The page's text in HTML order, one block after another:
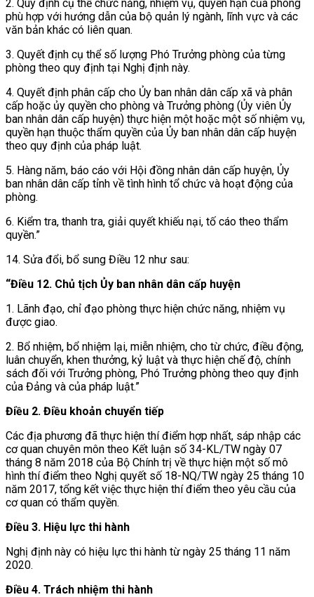
2. Quy định cụ thể chức năng, nhiệm vụ, quyền hạn của phòng
phù hợp với hướng dẫn của bộ quản lý ngành, lĩnh vực và các
văn bản khác có liên quan.
3. Quyết định cụ thể số lượng Phó Trưởng phòng của từng
phòng theo quy định tại Nghị định này.
4. Quyết định phân cấp cho Ủy ban nhân dân cấp xã và phân
cấp hoặc ủy quyền cho phòng và Trưởng phòng (Ủy viên Ủy
ban nhân dân cấp huyện) thực hiện một hoặc một số nhiệm vụ,
quyền hạn thuộc thẩm quyền của Ủy ban nhân dân cấp huyện
theo quy định của pháp luật.
5. Hàng năm, báo cáo với Hội đồng nhân dân cấp huyện, Ủy
ban nhân dân cấp tỉnh về tình hình tổ chức và hoạt động của
phòng.
6. Kiểm tra, thanh tra, giải quyết khiếu nại, tố cáo theo thẩm
quyền.”
14. Sửa đổi, bổ sung Điều 12 như sau:
“Điều 12. Chủ tịch Ủy ban nhân dân cấp huyện
1. Lãnh đạo, chỉ đạo phòng thực hiện chức năng, nhiệm vụ
được giao.
2. Bổ nhiệm, bổ nhiệm lại, miễn nhiệm, cho từ chức, điều động,
luân chuyển, khen thưởng, kỷ luật và thực hiện chế độ, chính
sách đối với Trưởng phòng, Phó Trưởng phòng theo quy định
của Đảng và của pháp luật.”
Điều 2. Điều khoản chuyển tiếp
Các địa phương đã thực hiện thí điểm hợp nhất, sáp nhập các
cơ quan chuyên môn theo Kết luận số 34-KL/TW ngày 07
tháng 8 năm 2018 của Bộ Chính trị về thực hiện một số mô
hình thí điểm theo Nghị quyết số 18-NQ/TW ngày 25 tháng 10
năm 2017, tổng kết việc thực hiện thí điểm theo yêu cầu của
cơ quan có thẩm quyền.
Điều 3. Hiệu lực thi hành
Nghị định này có hiệu lực thi hành từ ngày 25 tháng 11 năm
2020.
Điều 4. Trách nhiệm thi hành